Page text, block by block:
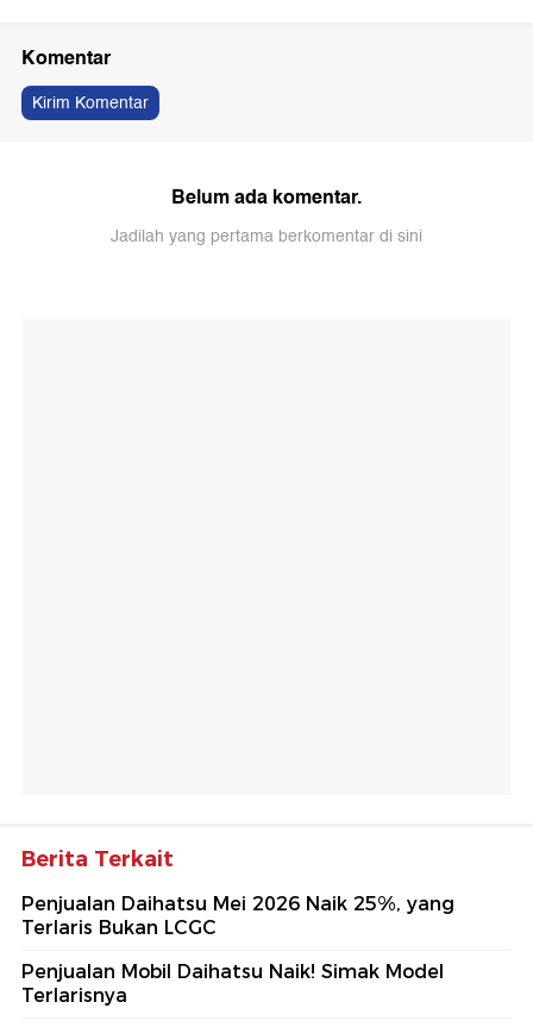
Komentar
Kirim Komentar
Belum ada komentar.
Jadilah yang pertama berkomentar di sini
Berita Terkait
Penjualan Daihatsu Mei 2026 Naik 25%, yang
Terlaris Bukan LCGC
Penjualan Mobil Daihatsu Naik! Simak Model
Terlarisnya